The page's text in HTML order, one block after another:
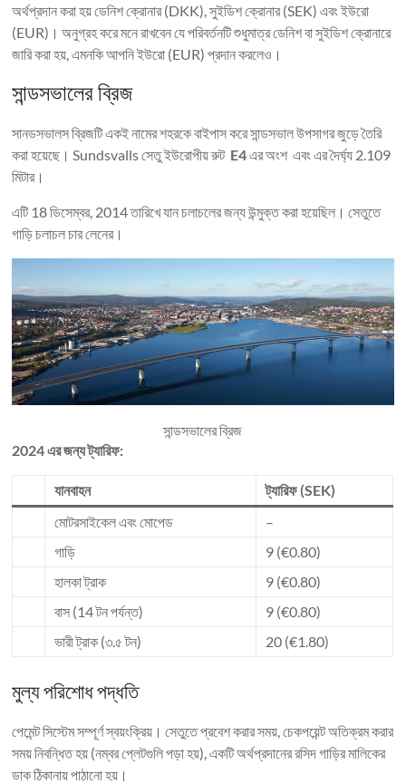
অর্থপ্রদান করা হয় ডেনিশ ক্রোনার (DKK), সুইডিশ ক্রোনার (SEK) এবং ইউরো
(EUR)। অনুগ্রহ করে মনে রাখবেন যে পরিবর্তনটি শুধুমাত্র ডেনিশ বা সুইডিশ ক্রোনারে
জারি করা হয়, এমনকি আপনি ইউরো (EUR) প্রদান করলেও।
সান্ডসভালের ব্রিজ
সানডসভালস ব্রিজটি একই নামের শহরকে বাইপাস করে সান্ডসভাল উপসাগর জুড়ে তৈরি
করা হয়েছে। Sundsvalls সেতু ইউরোপীয় রুট E4এর অংশ এবং এর দৈর্ঘ্য 2.109
মিটার।
এটি 18 ডিসেম্বর, 2014 তারিখে যান চলাচলের জন্য উন্মুক্ত করা হয়েছিল। সেতুতে
গাড়ি চলাচল চার লেনের।
সান্ডসভালের ব্রিজ
2024 এর জন্য ট্যারিফ:
যানবাহন
ট্যারিফ (SEK)
মোটরসাইকেল এবং মোপেড
–
গাড়ি
9 (€0.80)
হালকা ট্রাক
9 (€0.80)
বাস (14 টন পর্যন্ত)
9 (€0.80)
ভারী ট্রাক (৩.৫ টন)
20 (€1.80)
মুল্য পরিশোধ পদ্ধতি
পেমেন্ট সিস্টেম সম্পূর্ণ স্বয়ংক্রিয়। সেতুতে প্রবেশ করার সময়, চেকপয়েন্ট অতিক্রম করার
সময় নিবন্ধিত হয় (নম্বর প্লেটগুলি পড়া হয়), একটি অর্থপ্রদানের রসিদ গাড়ির মালিকের
ডাক ঠিকানায় পাঠানো হয়।